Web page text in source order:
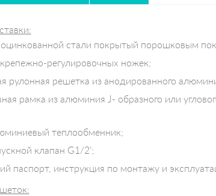
оцинкованной стали покрытый порошковым
регулировочных ножек;
рулонная решетка из анодированного
рамка из алюминия J- образного или
теплообменник;
клапан G1/2’;
паспорт, инструкция по монтажу и